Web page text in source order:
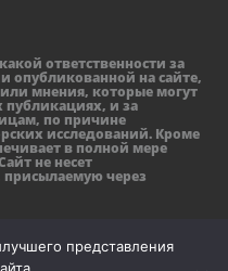
ответственности за
опубликованной на сайте,
мнения, которые могут
публикациях, и за
по причине
исследований. Кроме
в полной мере
не несет
через
представления